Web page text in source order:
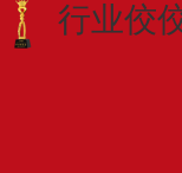
行业佼